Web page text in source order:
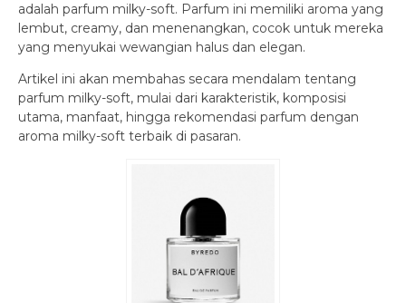
adalah parfum milky-soft. Parfum ini memiliki aroma yang
lembut, creamy, dan menenangkan, cocok untuk mereka
yang menyukai wewangian halus dan elegan.
Artikel ini akan membahas secara mendalam tentang
parfum milky-soft, mulai dari karakteristik, komposisi
utama, manfaat, hingga rekomendasi parfum dengan
aroma milky-soft terbaik di pasaran.